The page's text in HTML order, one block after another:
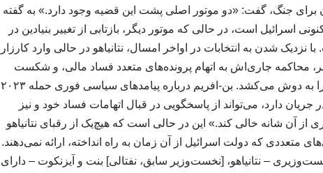
برای جنگ، گفت: «دو موتور اصلی پشت این قضیه وجود دارد.» به گفته
اسرائیل است، در حالی که موتور دیگر، بازتابی از تغییر بنیادین در
پس از حمله ۷ اکتبر است. با نزدیک شدن به انتخابات در اواخر امسال، نتانیاهو در حالی وارد کارزار
می‌شود که هنوز بار سنگین حمله ۷ اکتبر، محاکمه جاری‌اش به اتهام پرونده‌های متعدد فساد مالی، و شکست
ظاهری‌اش در تمام کردن کار در ایران و حزب‌الله را به دوش می‌کشد. بن-افریم درباره پیامدهای سیاسی فوری حمله ۲۰۲۳
دارد، می‌تواند از پاسخگویی در قبال اتهامات فساد خود و نیز
در جلوگیری از آن شانه خالی کند.» این در حالی است که هیچ‌یک از رقبای نتانیاهو
متعددی که دولت اسرائیل از آن زمان به راه انداخته، ارائه نمی‌دهند.
– نتانیاهو، [نخست‌وزیر سابق، نفتالی] بنت و آیزنکوت – دارای